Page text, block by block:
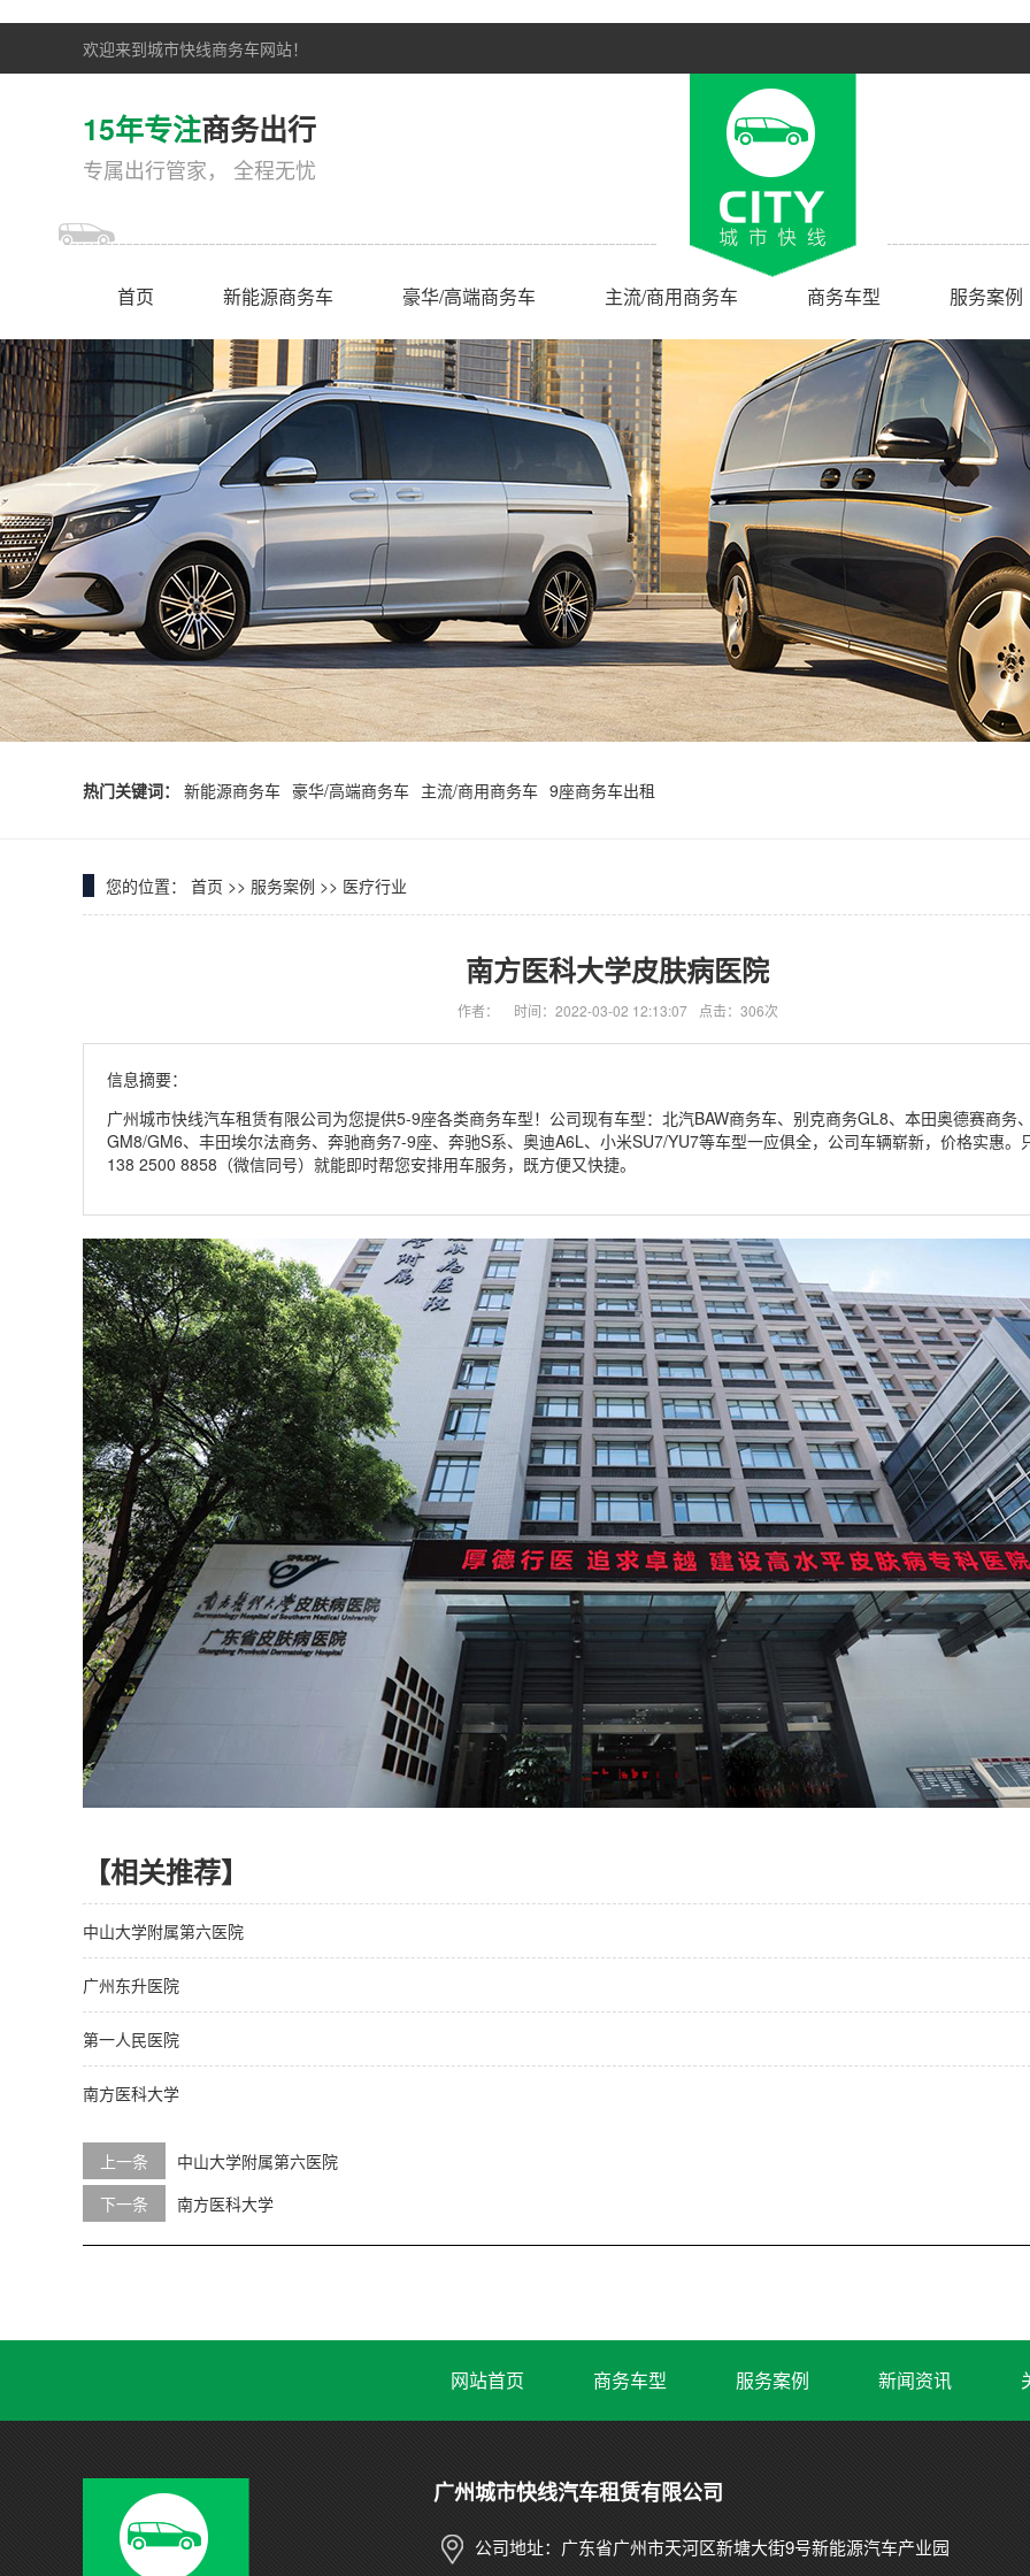
欢迎来到城市快线商务车网站！
15年专注商务出行
专属出行管家， 全程无忧
首页 新能源商务车 豪华/高端商务车 主流/商用商务车 商务车型 服务案例
热门关键词： 新能源商务车 豪华/高端商务车 主流/商用商务车 9座商务车出租
您的位置： 首页 >> 服务案例 >> 医疗行业
南方医科大学皮肤病医院
作者： 时间：2022-03-02 12:13:07 点击：306次
信息摘要：
广州城市快线汽车租赁有限公司为您提供5-9座各类商务车型！公司现有车型：北汽BAW商务车、别克商务GL8、本田奥德赛商务
GM8/GM6、丰田埃尔法商务、奔驰商务7-9座、奔驰S系、奥迪A6L、小米SU7/YU7等车型一应俱全，公司车辆崭新，价格实惠。
138 2500 8858（微信同号）就能即时帮您安排用车服务，既方便又快捷。
【相关推荐】
中山大学附属第六医院
广州东升医院
第一人民医院
南方医科大学
上一条
中山大学附属第六医院
下一条
南方医科大学
网站首页 商务车型 服务案例 新闻资讯
广州城市快线汽车租赁有限公司
公司地址：广东省广州市天河区新塘大街9号新能源汽车产业园